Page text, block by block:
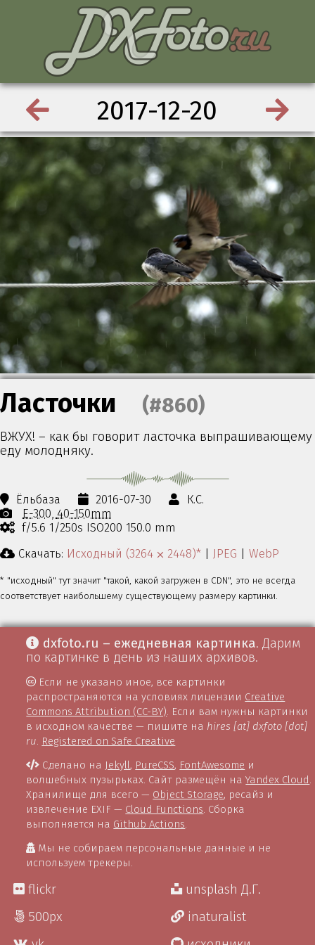
2017-12-20
Ласточки (#860)
ВЖУХ! – как бы говорит ласточка выпрашивающему
еду молодняку.
Ёльбаза 2016-07-30
К.С.
E-300 40-150mm
f/5.6 1/250s ISO200 150.0 mm
Скачать: Исходный (3264 ⨉ 2448)* | JPEG | WebP
* "исходный" тут значит "такой, какой загружен в CDN", это не всегда
соответствует наибольшему существующему размеру картинки.
dxfoto.ru – ежедневная картинка. Дарим
по картинке в день из наших архивов.
Если не указано иное, все картинки
распространяются на условиях лицензии Creative
Commons Attribution (CC-BY) . Если вам нужны картинки
в исходном качестве — пишите на hires [at] dxfoto [dot]
ru Registered on Safe Creative
Сделано на Jekyll, PureCSS, FontAwesome и
волшебных пузырьках. Сайт размещён наYandex Cloud
Хранилище для всего — Object Storage, ресайз и
извлечение EXIF — Cloud Functions . Сборка
выполняется на Github Actions
Мы не собираем персональные данные и не
используем трекеры.
flickr
500px
unsplash Д.Г.
inaturalist